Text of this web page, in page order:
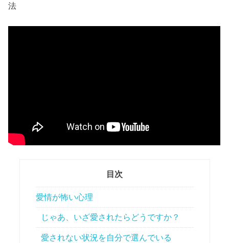
法
目次
愛情が怖い心理
じゃあ、いざ愛されたらどうですか？
愛されない状況を自分で選んでいる